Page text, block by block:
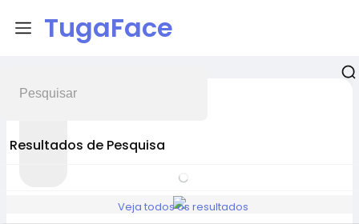
TugaFace
Resultados de Pesquisa
Veja todos os resultados